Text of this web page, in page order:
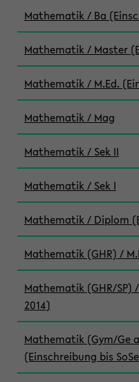
Mathematik / Ba
Mathematik / Master
Mathematik / M.Ed.
Mathematik / Mag
Mathematik / Sek II
Mathematik / Sek I
Mathematik / Diplom
Mathematik (GHR) /
Mathematik (GHR/SP)
2014)
Mathematik (Gym/Ge
(Einschreibung bis